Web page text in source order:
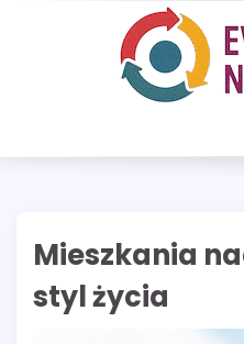
Mieszkania
styl życia